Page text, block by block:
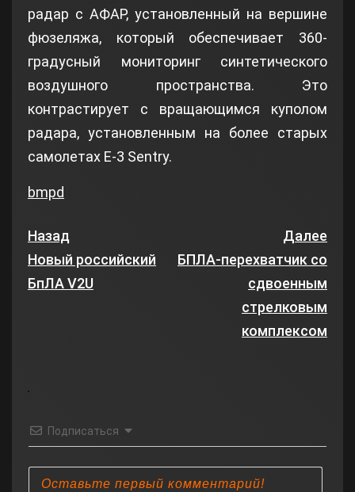
радар с АФАР, установленный на вершине
фюзеляжа, который обеспечивает 360-
градусный мониторинг синтетического
воздушного пространства. Это
контрастирует с вращающимся куполом
радара, установленным на более старых
самолетах E-3 Sentry.
bmpd
Назад
Новый российский
БпЛА V2U
Далее
БПЛА-перехватчик со
сдвоенным
стрелковым
комплексом
Подписаться